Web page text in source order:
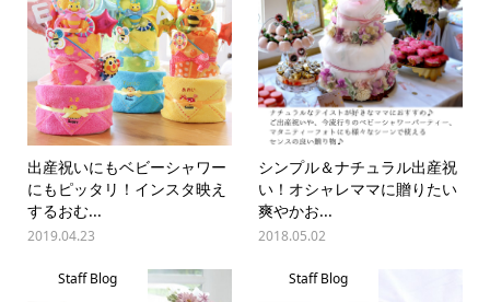
出産祝いにもベビーシャワー
にもピッタリ！インスタ映え
するおむ...
2019.04.23
シンプル＆ナチュラル出産祝
い！オシャレママに贈りたい
爽やかお...
2018.05.02
Staff Blog Staff Blog